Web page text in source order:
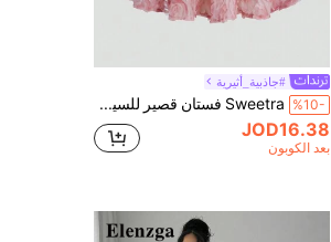
#جاذبية_أثيرية
%10- Sweetra فستان قصير للسيدات بأزهار ثلاثية الأبعاد وبدون حمالات
JOD16.38
بعد الكوبون